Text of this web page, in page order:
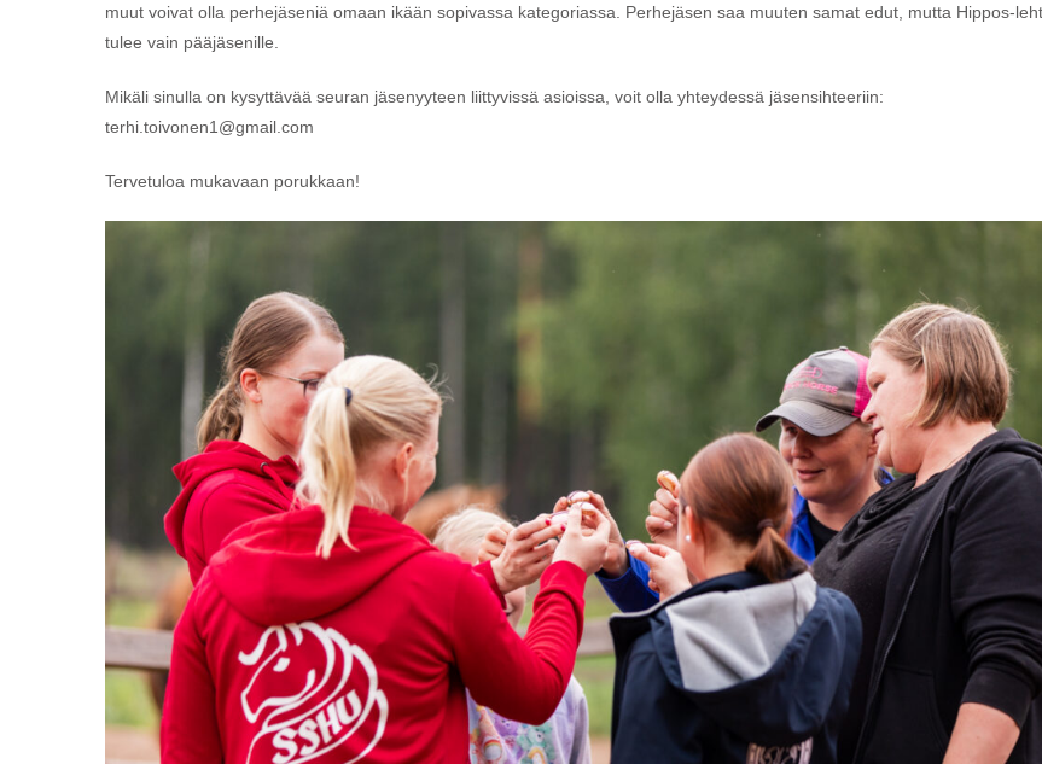
muut voivat olla perhejäseniä omaan ikään sopivassa kategoriassa. Perhejäsen saa muuten samat edut, mutta Hippos-
tulee vain pääjäsenille.
Mikäli sinulla on kysyttävää seuran jäsenyyteen liittyvissä asioissa, voit olla yhteydessä jäsensihteeriin:
terhi.toivonen1@gmail.com
Tervetuloa mukavaan porukkaan!